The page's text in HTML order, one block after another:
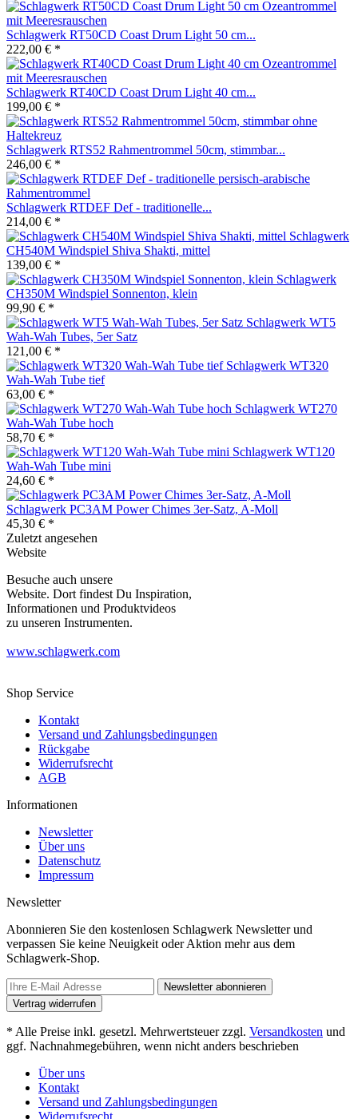
Schlagwerk RT50CD Coast Drum Light 50 cm...
222,00 € *
Schlagwerk RT40CD Coast Drum Light 40 cm...
199,00 € *
Schlagwerk RTS52 Rahmentrommel 50cm, stimmbar...
246,00 € *
Schlagwerk RTDEF Def - traditionelle...
214,00 € *
Schlagwerk
CH540M Windspiel Shiva Shakti, mittel
139,00 € *
Schlagwerk
CH350M Windspiel Sonnenton, klein
99,90 € *
Schlagwerk WT5
Wah-Wah Tubes, 5er Satz
121,00 € *
Schlagwerk WT320
Wah-Wah Tube tief
63,00 € *
Schlagwerk WT270
Wah-Wah Tube hoch
58,70 € *
Schlagwerk WT120
Wah-Wah Tube mini
24,60 € *
Schlagwerk PC3AM Power Chimes 3er-Satz, A-Moll
45,30 € *
Zuletzt angesehen
Website
Besuche auch unsere
Website. Dort findest Du Inspiration,
Informationen und Produktvideos
zu unseren Instrumenten.
www.schlagwerk.com
Shop Service
Kontakt
Versand und Zahlungsbedingungen
Rückgabe
Widerrufsrecht
AGB
Informationen
Newsletter
Über uns
Datenschutz
Impressum
Newsletter
Abonnieren Sie den kostenlosen Schlagwerk Newsletter und
verpassen Sie keine Neuigkeit oder Aktion mehr aus dem
Schlagwerk-Shop.
Newsletter abonnieren
Vertrag widerrufen
* Alle Preise inkl. gesetzl. Mehrwertsteuer zzgl. Versandkosten und
ggf. Nachnahmegebühren, wenn nicht anders beschrieben
Über uns
Kontakt
Versand und Zahlungsbedingungen